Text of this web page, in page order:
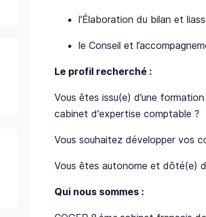
l'Élaboration du bilan et
le Conseil et
Le profil recherché :
Vous êtes issu(e) d’une
cabinet d'expertise comptable ?
Vous souhaitez développer vos
Vous êtes autonome et dôté(e)
Qui nous sommes :